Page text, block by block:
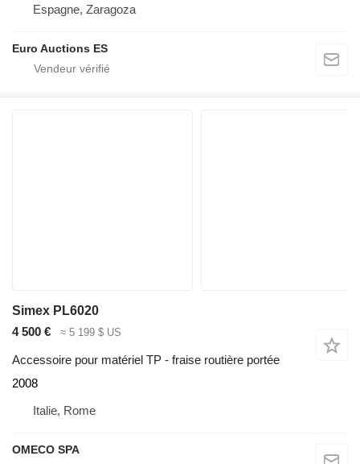
Espagne, Zaragoza
Euro Auctions ES
Simex PL6020
4 500 €
≈ 5 199 $ US
Accessoire pour matériel TP - fraise routière portée
2008
Italie, Rome
OMECO SPA